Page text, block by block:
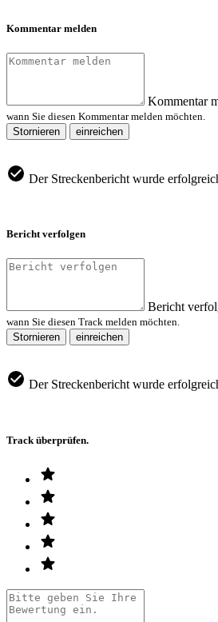
Kommentar melden
Kommentar
wann Sie diesen Kommentar melden möchten.
Stornieren
einreichen
Der Streckenbericht wurde
Bericht verfolgen
Bericht
wann Sie diesen Track melden möchten.
Stornieren
einreichen
Der Streckenbericht wurde
Track überprüfen.